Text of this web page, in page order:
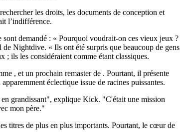
les droits, les documents de conception et
l’indifférence.
sont demandé : « Pourquoi voudrait-on ces vieux jeux ?
Nightdive. « Ils ont été surpris que beaucoup de gens
; ils les considéraient comme étant classiques.
, et un prochain remaster de . Pourtant, il présente
éclectique issue de racines puissantes.
grandissant", explique Kick. "C'était une mission
mon père."
titres de plus en plus importants. Pourtant, le cœur de